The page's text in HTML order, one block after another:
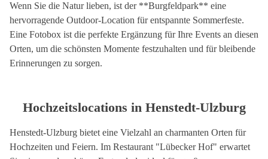
Wenn Sie die Natur lieben, ist der **Burgfeldpark** eine
hervorragende Outdoor-Location für entspannte Sommerfeste.
Eine Fotobox ist die perfekte Ergänzung für Ihre Events an diesen
Orten, um die schönsten Momente festzuhalten und für bleibende
Erinnerungen zu sorgen.
Hochzeitslocations in Henstedt-Ulzburg
Henstedt-Ulzburg bietet eine Vielzahl an charmanten Orten für
Hochzeiten und Feiern. Im Restaurant "Lübecker Hof" erwartet